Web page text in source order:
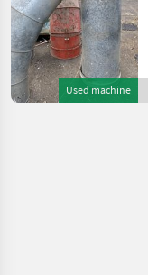
Used machine